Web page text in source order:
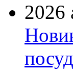
2026